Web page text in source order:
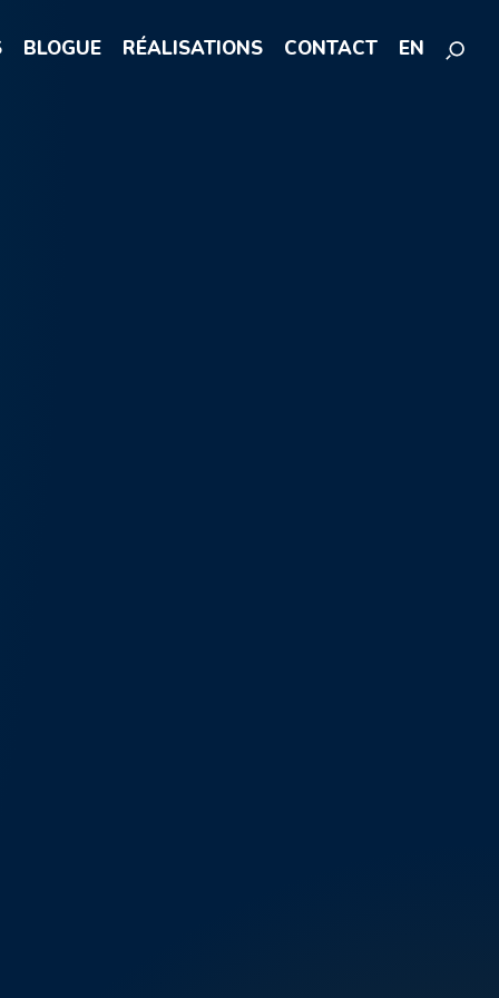
BLOGUE RÉALISATIONS CONTACT EN